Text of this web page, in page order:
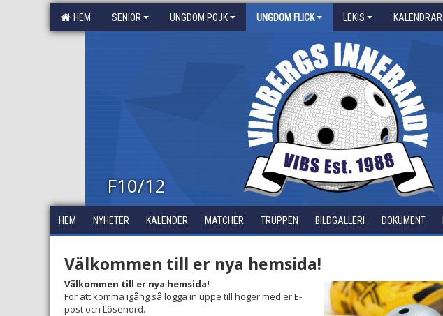
HEM SENIOR UNGDOM POJK UNGDOM FLICK LEKIS KALENDRAR
F10/12
HEM NYHETER KALENDER MATCHER TRUPPEN BILDGALLERI DOKUMENT
Välkommen till er nya hemsida!
Välkommen till er nya hemsida!
För att komma igång så logga in uppe till höger med er E-
post och Lösenord.